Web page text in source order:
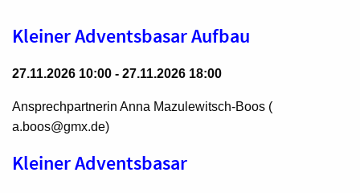
Kleiner Adventsbasar Aufbau
27.11.2026 10:00 - 27.11.2026 18:00
Ansprechpartnerin Anna Mazulewitsch-Boos (
a.boos@gmx.de)
Kleiner Adventsbasar